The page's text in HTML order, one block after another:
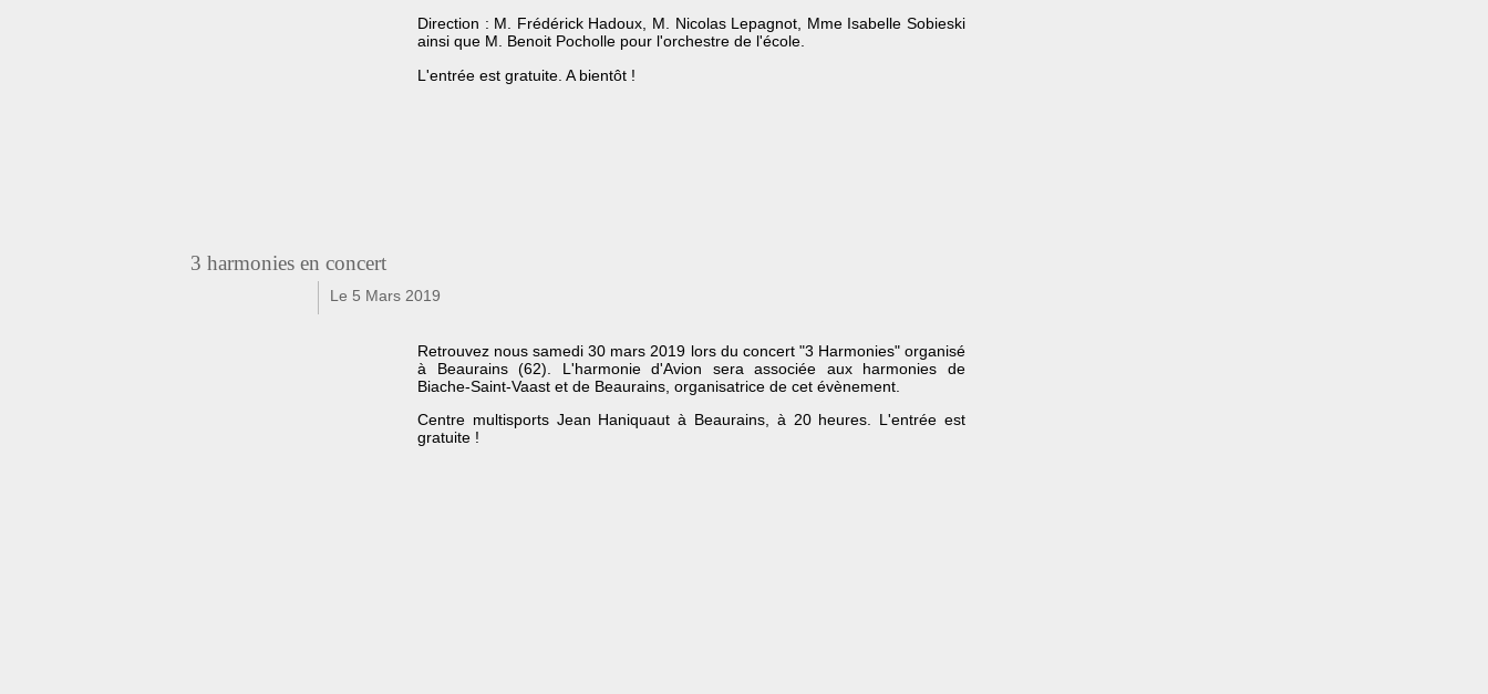
Direction : M. Frédérick Hadoux, M. Nicolas Lepagnot, Mme Isabelle Sobieski
ainsi que M. Benoit Pocholle pour l'orchestre de l'école.
L'entrée est gratuite. A bientôt !
3 harmonies en concert
Le 5 Mars 2019
Retrouvez nous samedi 30 mars 2019 lors du concert "3 Harmonies" organisé
à Beaurains (62). L'harmonie d'Avion sera associée aux harmonies de
Biache-Saint-Vaast et de Beaurains, organisatrice de cet évènement.
Centre multisports Jean Haniquaut à Beaurains, à 20 heures. L'entrée est
gratuite !